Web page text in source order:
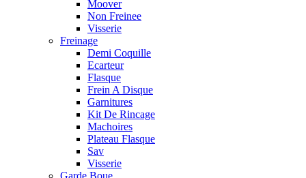
Moover
Non Freinee
Visserie
Freinage
Demi Coquille
Ecarteur
Flasque
Frein A Disque
Garnitures
Kit De Rincage
Machoires
Plateau Flasque
Sav
Visserie
Garde Boue